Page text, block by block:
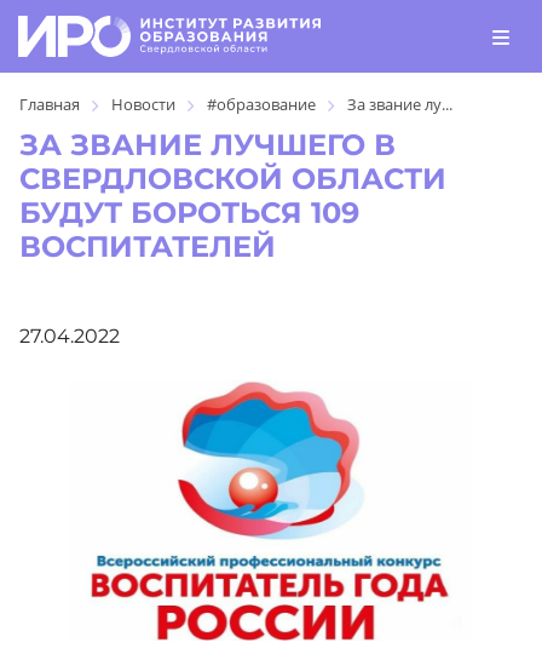
Главная Новости #образование За звание лу...
ЗА ЗВАНИЕ ЛУЧШЕГО В
СВЕРДЛОВСКОЙ ОБЛАСТИ
БУДУТ БОРОТЬСЯ 109
ВОСПИТАТЕЛЕЙ
27.04.2022